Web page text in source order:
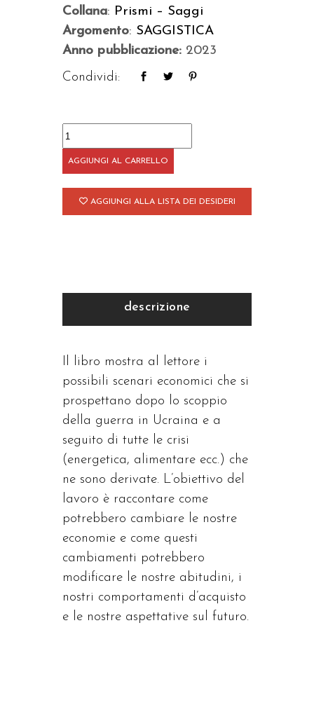
Collana: Prismi – Saggi
Argomento: SAGGISTICA
Anno pubblicazione: 2023
Condividi:
Di
tasca
nostra
quantità
AGGIUNGI AL CARRELLO
AGGIUNGI ALLA LISTA DEI DESIDERI
descrizione
Il libro mostra al lettore i
possibili scenari economici che si
prospettano dopo lo scoppio
della guerra in Ucraina e a
seguito di tutte le crisi
(energetica, alimentare ecc.) che
ne sono derivate. L’obiettivo del
lavoro è raccontare come
potrebbero cambiare le nostre
economie e come questi
cambiamenti potrebbero
modificare le nostre abitudini, i
nostri comportamenti d’acquisto
e le nostre aspettative sul futuro.